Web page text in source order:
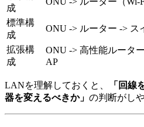
成
標準構
成
ONU -> ルーター -> ス
拡張構
成
ONU -> 高性能ルータ
AP
LANを理解しておくと、
「回線
器を変えるべきか」 の判断がし